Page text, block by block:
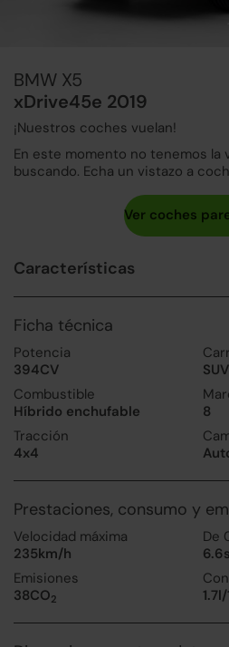
BMW X5
xDrive45e 2019
¡Nuestros coches vuelan!
En este momento no tenemos la
buscando. Echa un vistazo a
Características
Ficha técnica
Potencia
394CV
Combustible
Híbrido enchufable
8
Tracción
4x4
Prestaciones, consumo y
Velocidad máxima
235km/h
De
Emisiones
38CO2